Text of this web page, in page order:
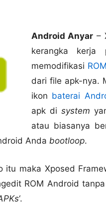
Android Anyar –
kerangka
memodifikasi
dari file apk-nya.
ikon baterai
apk di system
atau biasanya
Anda bootloop.
itu maka Xposed
ROM Android
‘.